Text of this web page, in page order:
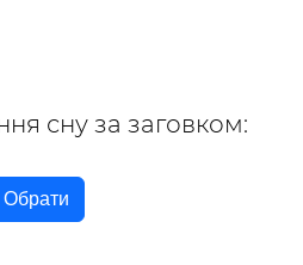
сну за заговком:
Обрати